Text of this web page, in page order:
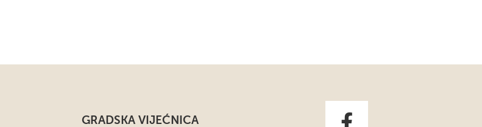
GRADSKA VIJEĆNICA